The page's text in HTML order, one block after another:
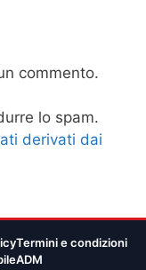
commento.
lo spam.
derivati dai
Termini e condizioni
ADM